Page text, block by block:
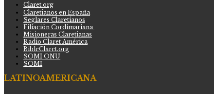
Claret.org
Claretianos en España
Seglares Claretianos
Filiación Cordimariana
Misioneras Claretianas
Radio Claret América
BibleClaret.org
SOMI ONU
SOMI
LATINOAMERICANA